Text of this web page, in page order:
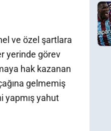
ve özel şartlara
yerinde görev
hak kazanan
gelmemiş
yapmış yahut